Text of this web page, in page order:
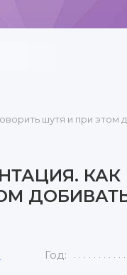
шутя и при этом
КАК
Год: